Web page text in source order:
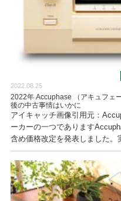
2022.08.25
2022年 Accuphase （アキュフェ
後の中古事情はいかに
アイキャッチ画像引用元：
ーカーの一つであります
含め価格改定を発表しました